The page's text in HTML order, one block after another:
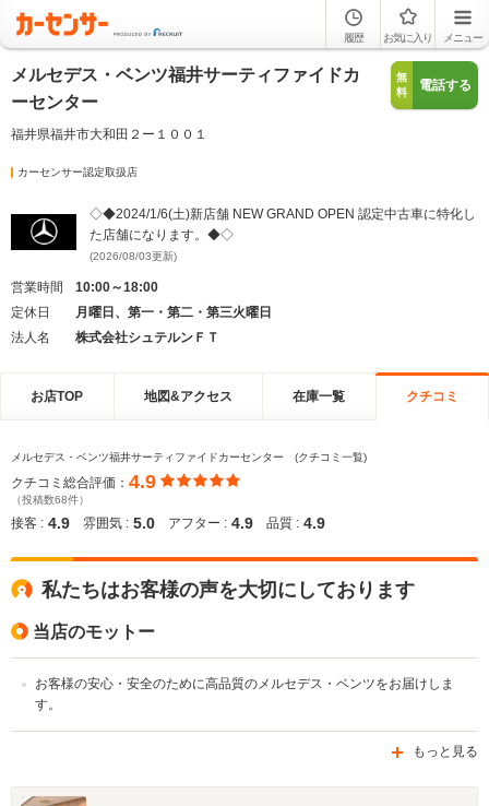
履歴 お気に入り メニュー
メルセデス・ベンツ福井サーティファイドカ
ーセンター
福井県福井市大和田２ー１００１
無
料
電話する
カーセンサー認定取扱店
◇◆2024/1/6(土)新店舗 NEW GRAND OPEN 認定中古車に特化し
た店舗になります。◆◇
(2026/08/03更新)
営業時間
10:00～18:00
定休日
月曜日、第一・第二・第三火曜日
法人名
株式会社シュテルンＦＴ
お店TOP 地図&アクセス 在庫一覧 クチコミ
メルセデス・ベンツ福井サーティファイドカーセンター (クチコミ一覧)
クチコミ総合評価： 4.9
（投稿数68件）
接客 : 4.9 雰囲気 : 5.0 アフター : 4.9 品質 : 4.9
私たちはお客様の声を大切にしております
当店のモットー
お客様の安心・安全のために高品質のメルセデス・ベンツをお届けしま
す。
もっと見る